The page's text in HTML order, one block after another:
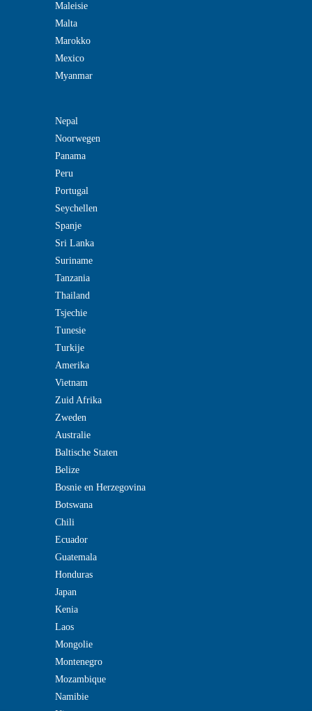
Maleisie
Malta
Marokko
Mexico
Myanmar
Nepal
Noorwegen
Panama
Peru
Portugal
Seychellen
Spanje
Sri Lanka
Suriname
Tanzania
Thailand
Tsjechie
Tunesie
Turkije
Amerika
Vietnam
Zuid Afrika
Zweden
Australie
Baltische Staten
Belize
Bosnie en Herzegovina
Botswana
Chili
Ecuador
Guatemala
Honduras
Japan
Kenia
Laos
Mongolie
Montenegro
Mozambique
Namibie